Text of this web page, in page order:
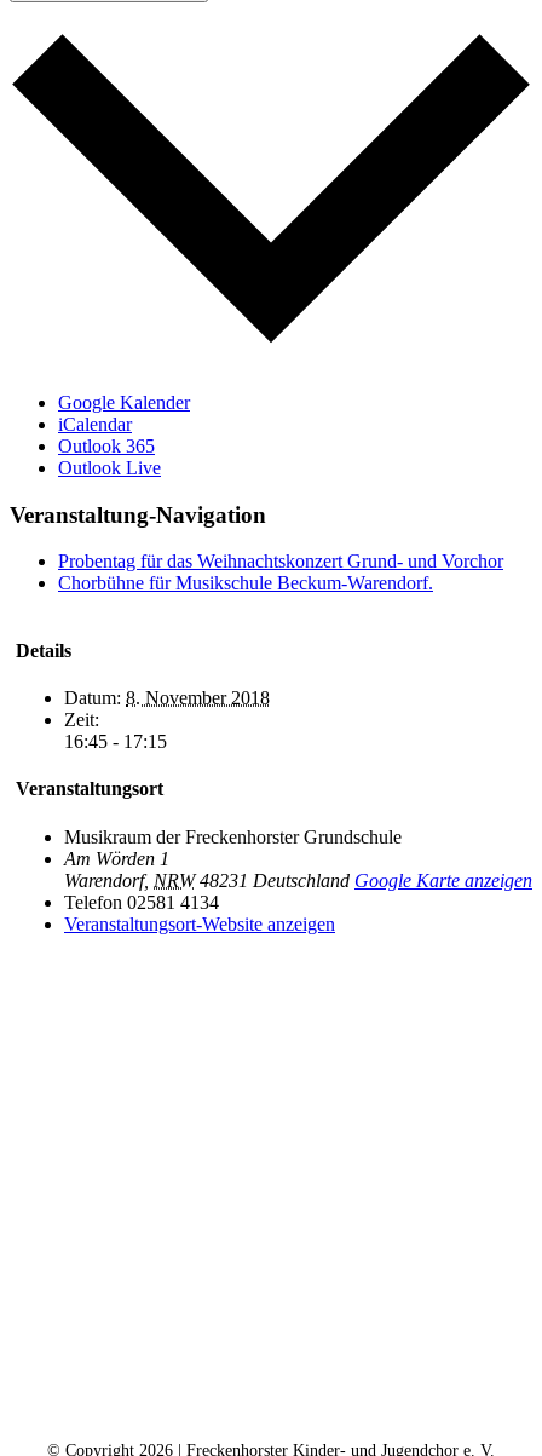
Google Kalender
iCalendar
Outlook 365
Outlook Live
Veranstaltung-Navigation
Probentag für das Weihnachtskonzert Grund- und Vorchor
Chorbühne für Musikschule Beckum-Warendorf.
Details
Datum: 8. November 2018
Zeit:
16:45 - 17:15
Veranstaltungsort
Musikraum der Freckenhorster Grundschule
Am Wörden 1
Warendorf, NRW 48231 Deutschland Google Karte anzeigen
Telefon 02581 4134
Veranstaltungsort-Website anzeigen
© Copyright 2026 | Freckenhorster Kinder- und Jugendchor e. V.